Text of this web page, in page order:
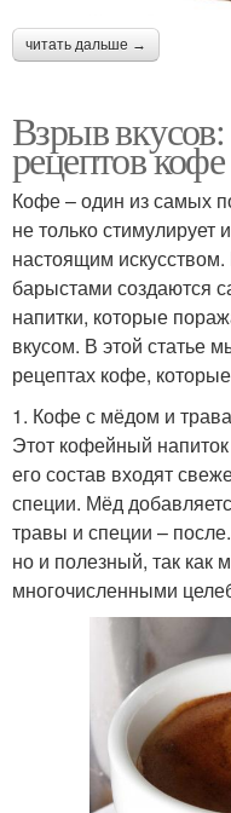
читать дальше →
Взрыв
рецептов
Кофе – один из самых
не только стимулирует
настоящим
барыстами создаются
напитки, которые
вкусом. В этой статье
рецептах кофе,
1. Кофе с мёдом и
Этот кофейный
его состав входят
специи. Мёд
травы и специи –
но и полезный, так как
многочисленными